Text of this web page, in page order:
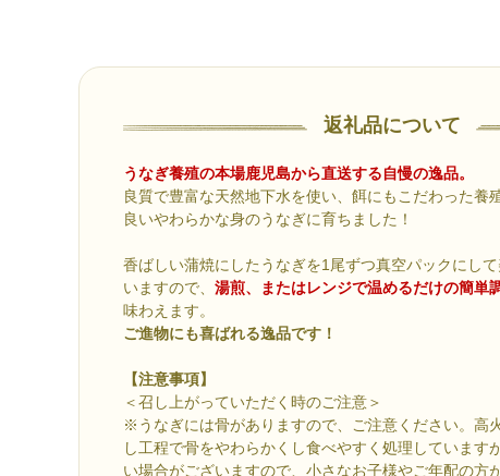
返礼品について
うなぎ養殖の本場鹿児島から直送する自慢の逸品。
良質で豊富な天然地下水を使い、餌にもこだわった養
良いやわらかな身のうなぎに育ちました！
香ばしい蒲焼にしたうなぎを1尾ずつ真空パックにし
いますので、 湯煎、またはレンジで温めるだけの簡単
味わえます。
ご進物にも喜ばれる逸品です！
【注意事項】
＜召し上がっていただく時のご注意＞
※うなぎには骨がありますので、ご注意ください。高
し工程で骨をやわらかくし食べやすく処理しています
い場合がございますので、小さなお子様やご年配の方